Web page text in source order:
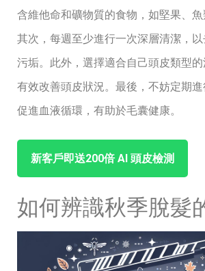
含維他命和礦物質的食物，如堅果、魚
其次，每週至少進行一次深層清潔，
污垢。此外，選擇適合自己頭皮類型
有效改善頭皮狀況。最後，不妨定期
促進血液循環，有助於毛囊健康。
新客戶即送200倍 ⁤AI ‌頭皮檢測
如何辨識秋季脫髮